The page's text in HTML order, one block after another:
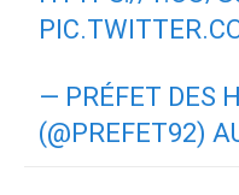
— PRÉFET DES
(@PREFET92)